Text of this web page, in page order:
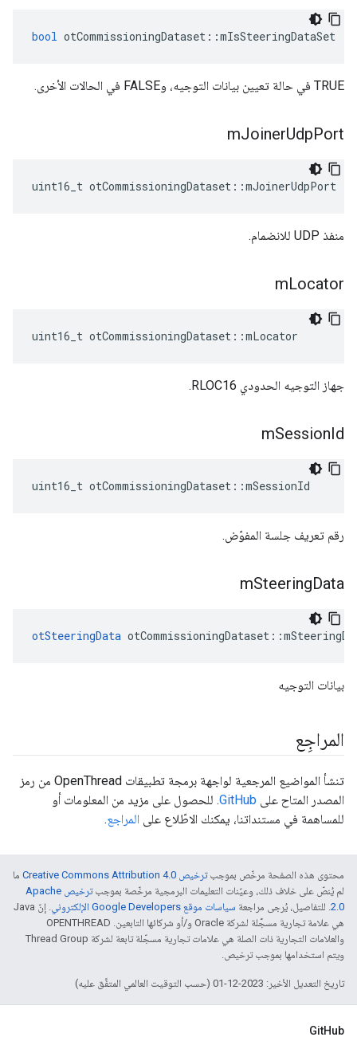
bool otCommissioningDataset ::mIsSteeringDataSet
TRUE في حالة تعيين بيانات التوجيه، وFALSE في الحالات الأخرى.
mJoinerUdpPort
uint16_t otCommissioningDataset ::mJoinerUdpPort
منفذ UDP للانضمام.
mLocator
uint16_t otCommissioningDataset ::mLocator
جهاز التوجيه الحدودي RLOC16.
mSessionId
uint16_t otCommissioningDataset ::mSessionId
رقم تعريف جلسة المفوّض.
mSteeringData
otSteeringData otCommissioningDataset ::
بيانات التوجيه
المراجِع
تنشأ المواضيع المرجعية لواجهة برمجة تطبيقات OpenThread من رمز
المصدر المتاح على GitHub. للحصول على مزيد من المعلومات أو
للمساهمة في مستنداتنا، يمكنك الاطّلاع على المراجع.
محتوى هذه الصفحة مرخّص بموجبترخيص Creative Commons Attribution 4.0‏
ما
لم يُنصّ على خلاف ذلك، وعيّنات التعليمات البرمجية مرخّصة بموجب
ترخيص Apache
2.0‏. للتفاصيل، يُرجى مراجعة سياسات موقع Google Developers الإلكتروني
. إنّ Java
هي علامة تجارية مسجَّلة لشركة Oracle و/أو شركائها التابعين. ‫OPENTHREAD
والعلامات التجارية ذات الصلة هي علامات تجارية مسجّلة تابعة لشركة Thread Group
ويتم استخدامها بموجب ترخيص.
تاريخ التعديل الأخير: 2023-12-01 (حسب التوقيت العالمي المتفَّق عليه)
GitHub